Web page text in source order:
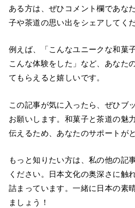
ある方は、ぜひコメント欄であな
子や茶道の思い出をシェアしてくだ
例えば、「こんなユニークな和菓
こんな体験をした」など、あなた
てもらえると嬉しいです。
この記事が気に入ったら、ぜひブ
お願いします。和菓子と茶道の魅
伝えるため、あなたのサポートが
もっと知りたい方は、私の他の記
ください。日本文化の奥深さに触
詰まっています。一緒に日本の素
ましょう！